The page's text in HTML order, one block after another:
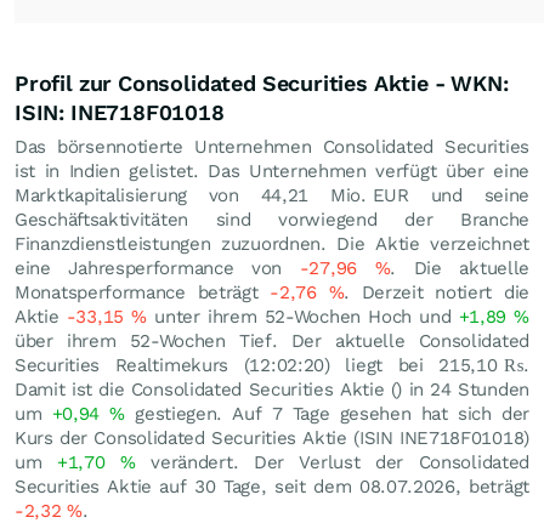
Profil zur Consolidated Securities Aktie - WKN:
ISIN: INE718F01018
Das börsennotierte Unternehmen Consolidated Securities
ist in Indien gelistet. Das Unternehmen verfügt über eine
Marktkapitalisierung von 44,21 Mio. EUR und seine
Geschäftsaktivitäten sind vorwiegend der Branche
Finanzdienstleistungen zuzuordnen. Die Aktie verzeichnet
eine Jahresperformance von -27,96 %. Die aktuelle
Monatsperformance beträgt -2,76 %. Derzeit notiert die
Aktie -33,15%unter ihrem 52-Wochen Hoch und +1,89%
über ihrem 52-Wochen Tief. Der aktuelle Consolidated
Securities Realtimekurs (12:02:20) liegt bei 215,10 ₨.
Damit ist die Consolidated Securities Aktie () in 24 Stunden
um +0,94%gestiegen. Auf 7 Tage gesehen hat sich der
Kurs der Consolidated Securities Aktie (ISIN INE718F01018)
um +1,70%verändert. Der Verlust der Consolidated
Securities Aktie auf 30 Tage, seit dem 08.07.2026, beträgt
-2,32%.